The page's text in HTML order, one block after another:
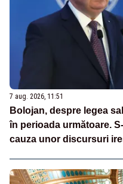
7 aug. 2026, 11:51
Bolojan, despre legea
în perioada următoare.
cauza unor discursuri